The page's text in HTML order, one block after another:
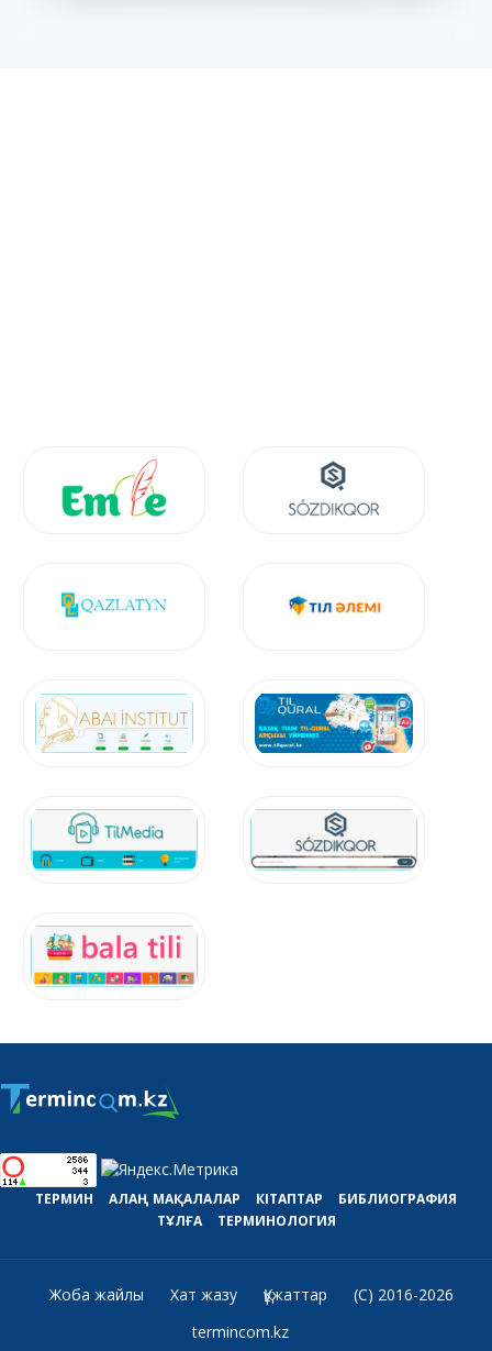
ТЕРМИН АЛАҢ МАҚАЛАЛАР КІТАПТАР
БИБЛИОГРАФИЯ
ТҰЛҒА
ТЕРМИНОЛОГИЯ
Жоба жайлы Хат жазу Құжаттар
(C) 2016-2026
termincom.kz